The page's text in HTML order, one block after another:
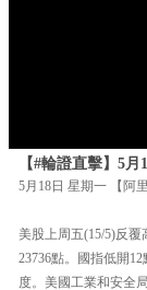
【#輪證直擊】5
5月18日 星期一 【阿
美股上周五(15/5)反
23736點。國指低開
度。美國工業和安全